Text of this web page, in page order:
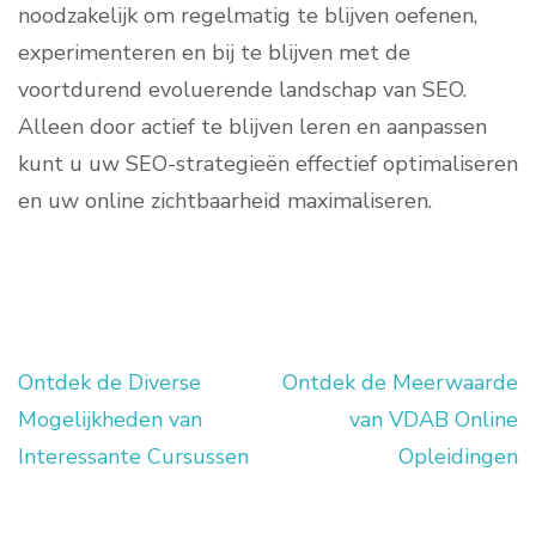
noodzakelijk om regelmatig te blijven oefenen,
experimenteren en bij te blijven met de
voortdurend evoluerende landschap van SEO.
Alleen door actief te blijven leren en aanpassen
kunt u uw SEO-strategieën effectief optimaliseren
en uw online zichtbaarheid maximaliseren.
Berichtnavigatie
Ontdek de Diverse
Mogelijkheden van
Interessante Cursussen
Ontdek de Meerwaarde
van VDAB Online
Opleidingen